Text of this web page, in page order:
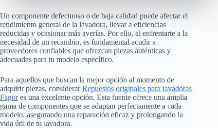
Un componente defectuoso o de baja calidad puede afectar el
rendimiento general de la lavadora, llevar a eficiencias
reducidas y ocasionar más averías. Por ello, al enfrentarte a la
necesidad de un recambio, es fundamental acudir a
proveedores confiables que ofrezcan piezas auténticas y
adecuadas para tu modelo específico.
Para aquellos que buscan la mejor opción al momento de
adquirir piezas, considerarRepuestos originales para lavadoras
Fagores una excelente opción. Esta fuente ofrece una amplia
gama de componentes que se adaptan perfectamente a cada
modelo, asegurando una reparación eficaz y prolongando la
vida útil de tu lavadora.